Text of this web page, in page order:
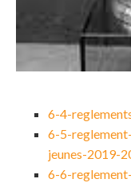
6-4-
6-5-
jeunes-2019-
6-6-